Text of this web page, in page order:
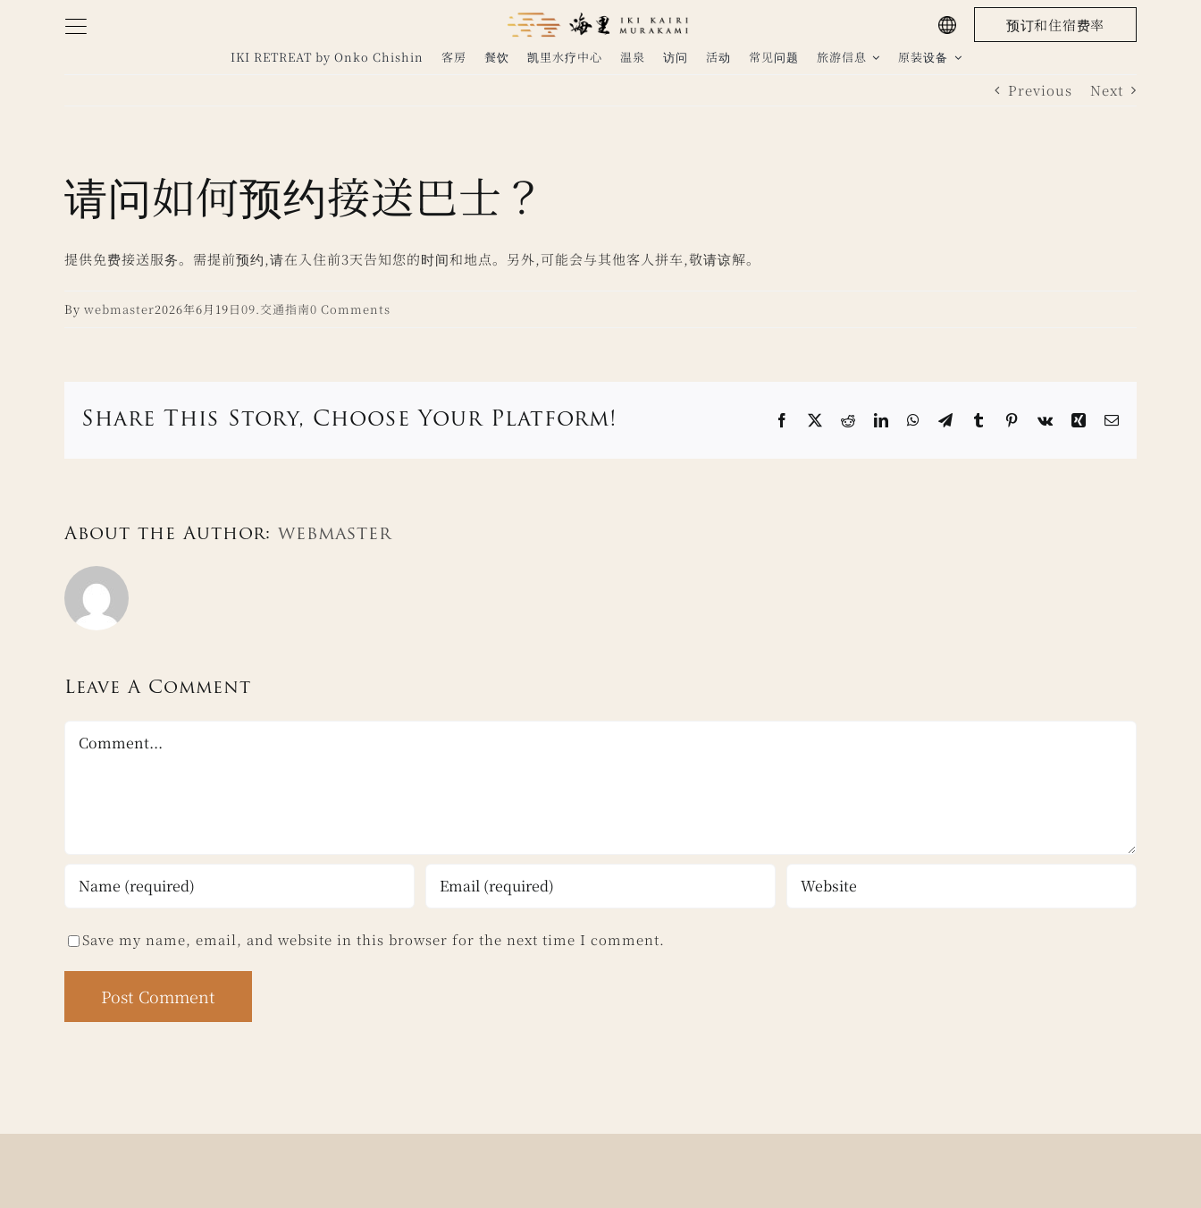
预订和住宿费率
IKI RETREAT by Onko Chishin 客房 餐饮 凯里水疗中心 温泉 访问 活动 常见问题 旅游信息 原装设备
Previous Next
请问如何预约接送巴士？
提供免费接送服务。需提前预约,请在入住前3天告知您的时间和地点。另外,可能会与其他客人拼车,敬请谅解。
By webmaster2026年6月19日09.交通指南0 Comments
Share This Story, Choose Your Platform! Facebook Reddit LinkedInWhatsAppTelegram
TumblrPinterest
Vk Xing
About the Author: webmaster
Leave A Comment
Save my name, email, and website in this browser for the next time I comment.